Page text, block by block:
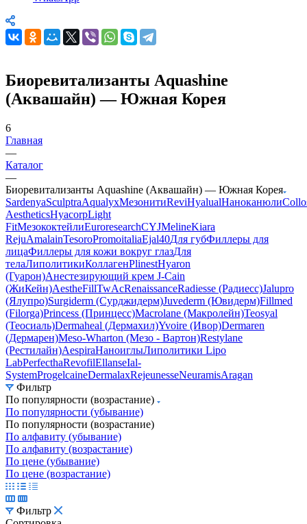
Одноклассники
Viber
WhatsApp
Биоревитализанты Aquashine
(Аквашайн) — Южная Корея
6
Главная
—
Каталог
—
Биоревитализанты Aquashine (Аквашайн) — Южная Корея
SardenyaSculptraAqualyxМезонитиReviHyalualНаноканюли
AestheticsHyacorpLight
FitМезококтейлиEuroresearchCYJMeline
RejuAmalainTesoroPromoitaliaEjal40Для губ
Филлеры для
лицаФиллеры для кожи вокруг глазДля
телаЛиполитикиКоллагенPlinestHyaron
(Гуарон)Анестезирующий крем J-Cain
(ЖиКейн)AestheFillTwAcRenaissanceRadiesse (Радиесс)Jalupro
(Ялупро)Surgiderm (Сурджидерм)Juvederm (Ювидерм)
(Filorga)Princess (Принцесс)Macrolane (Макролейн)
(Теосиаль)Dermaheal (Дермахил) Yvoire (Ивор)
Dermaren
(Дермарен)Meso-Wharton (Мезо - Вартон)Restylane
(Рестилайн)
Aespira
Липолитики Lipo
LabPerfecthaRevofilEllanseIal-
SystemProgelcaineDermalaxRejeunesse
Фильтр
По популярности (возрастание)
По популярности (убывание)
По популярности (возрастание)
По алфавиту (убывание)
По алфавиту (возрастание)
По цене (убывание)
По цене (возрастание)